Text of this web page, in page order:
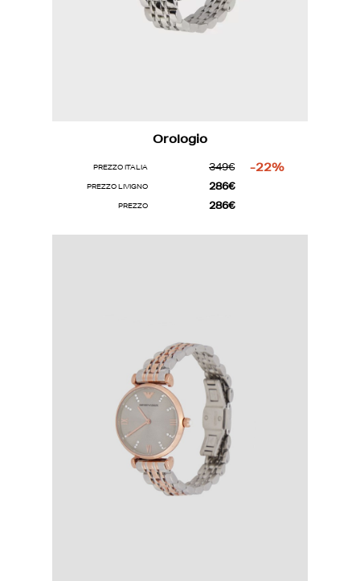
Orologio
PREZZO ITALIA 349€ -22%
PREZZO LIVIGNO 286€
PREZZO 286€